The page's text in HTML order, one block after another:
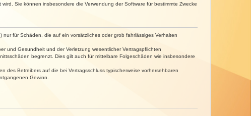
Sie können insbesondere die Verwendung der Software für bestimmte Zwecke
für Schäden, die auf ein vorsätzliches oder grob fahrlässiges Verhalten
und Gesundheit und der Verletzung wesentlicher Vertragspflichten
begrenzt. Dies gilt auch für mittelbare Folgeschäden wie insbesondere
des Betreibers auf die bei Vertragsschluss typischerweise vorhersehbaren
Gewinn.